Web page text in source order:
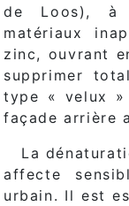
de Loos), à
matériaux
zinc, ouvrant
supprimer
type « velux
façade arrière
La
affecte
urbain. Il est